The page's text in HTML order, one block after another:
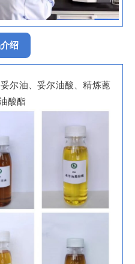
绍
尔油、妥尔油酸、精炼蓖
酸酯